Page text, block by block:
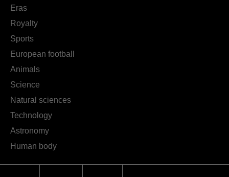
Eras
Royalty
Sports
European football
Animals
Science
Natural sciences
Technology
Astronomy
Human body